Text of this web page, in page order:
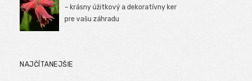
– krásny úžitkový a dekoratívny ker
pre vašu záhradu
NAJČÍTANEJŠIE